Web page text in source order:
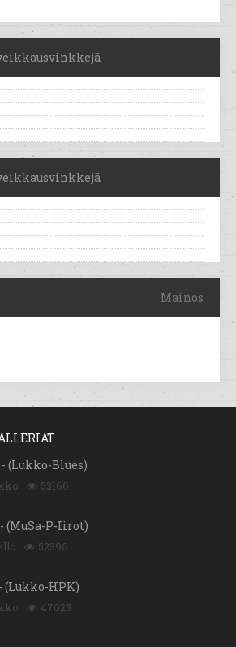
Mainos
- (Lukko-Blues)
53166
- (MuSa-P-Iirot)
52396
- (Lukko-HPK)
47025